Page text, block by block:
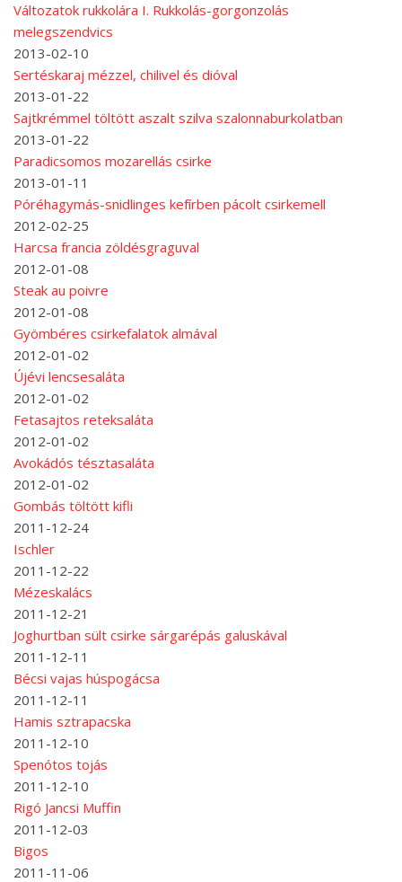
Változatok rukkolára I. Rukkolás-gorgonzolás
melegszendvics
2013-02-10
Sertéskaraj mézzel, chilivel és dióval
2013-01-22
Sajtkrémmel töltött aszalt szilva szalonnaburkolatban
2013-01-22
Paradicsomos mozarellás csirke
2013-01-11
Póréhagymás-snidlinges kefírben pácolt csirkemell
2012-02-25
Harcsa francia zöldésgraguval
2012-01-08
Steak au poivre
2012-01-08
Gyömbéres csirkefalatok almával
2012-01-02
Újévi lencsesaláta
2012-01-02
Fetasajtos reteksaláta
2012-01-02
Avokádós tésztasaláta
2012-01-02
Gombás töltött kifli
2011-12-24
Ischler
2011-12-22
Mézeskalács
2011-12-21
Joghurtban sült csirke sárgarépás galuskával
2011-12-11
Bécsi vajas húspogácsa
2011-12-11
Hamis sztrapacska
2011-12-10
Spenótos tojás
2011-12-10
Rigó Jancsi Muffin
2011-12-03
Bigos
2011-11-06